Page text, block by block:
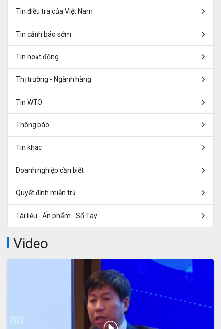
Tin điều tra của Việt Nam
Tin cảnh báo sớm
Tin hoạt động
Thị trường - Ngành hàng
Tin WTO
Thông báo
Tin khác
Doanh nghiệp cần biết
Quyết định miễn trừ
Tài liệu - Ấn phẩm - Sổ Tay
Video